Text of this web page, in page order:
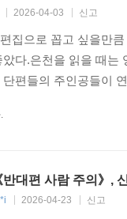
2026-04-03 신고
집으로 꼽고 싶을만
다.은천을 읽을 때
편들의 주인공들이
반대편 사람 주의》,
2026-04-23 신고